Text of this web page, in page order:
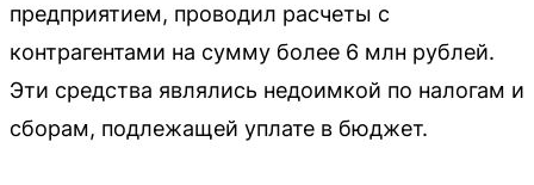
предприятием, проводил расчеты с
контрагентами на сумму более 6 млн рублей.
Эти средства являлись недоимкой по налогам и
сборам, подлежащей уплате в бюджет.